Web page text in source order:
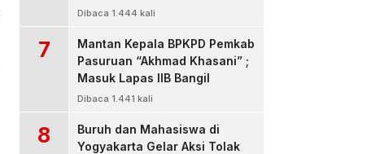
Muhamadiyah
Dibaca 1.444 kali
7
Mantan Kepala BPKPD Pemkab
Pasuruan “Akhmad Khasani” ;
Masuk Lapas IIB Bangil
Dibaca 1.441 kali
8
Buruh dan Mahasiswa di
Yogyakarta Gelar Aksi Tolak